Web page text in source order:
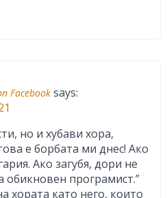
Facebook says:
но и хубави хора,
е борбата ми днес! Ако
Ако загубя, дори не
обикновен програмист.”
хората като него, които